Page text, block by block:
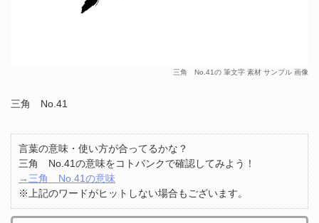
三角 No.41の 筆文字 素材 サンプル 画像
三角 No.41
言葉の意味・使い方が合ってるかな？
三角 No.41の意味をコトバンクで確認してみよう！
→三角 No.41の意味
※上記のワードがヒットしない場合もございます。